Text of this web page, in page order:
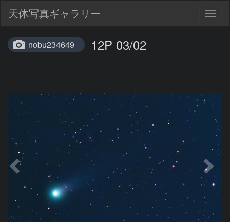
天体写真ギャラリー
nobu234649 12P 03/02